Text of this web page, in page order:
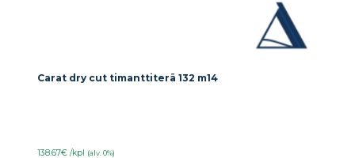
Carat dry cut timanttiterä 132 m14
138.67€ /kpl (alv. 0%)